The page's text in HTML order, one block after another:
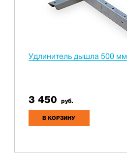
Удлинитель дышла 500 мм
3 450 руб.
В КОРЗИНУ